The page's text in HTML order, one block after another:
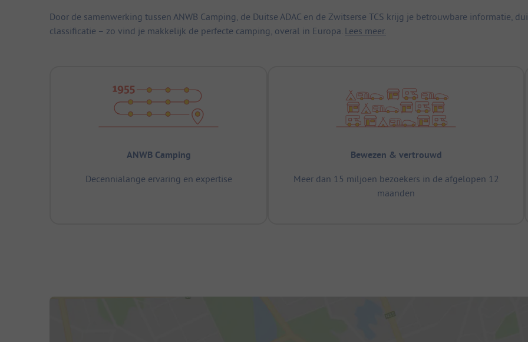
Door de samenwerking tussen ANWB Camping, de Duitse ADAC en de Zwitserse TCS krijg je betrouwbare informatie,
classificatie – zo vind je makkelijk de perfecte camping, overal in Europa. Lees meer.
ANWB Camping
Decennialange ervaring en expertise
Bewezen & vertrouwd
Meer dan 15 miljoen bezoekers in de afgelopen 12
maanden